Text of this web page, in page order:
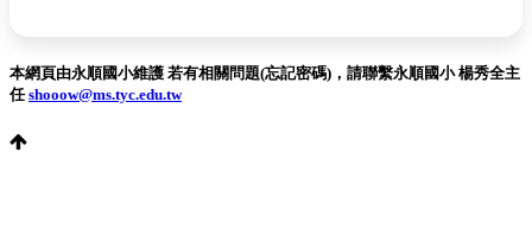
本網頁由永順國小維護 若有相關問題(忘記密碼)，請聯繫永順國小 楊秀全主
任shooow@ms.tyc.edu.tw